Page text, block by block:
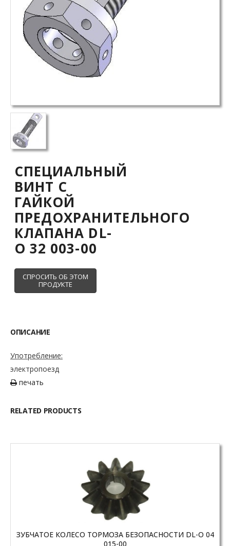
СПЕЦИАЛЬНЫЙ
ВИНТ С
ГАЙКОЙ
ПРЕДОХРАНИТЕЛЬНОГО
КЛАПАНА DL-
O 32 003-00
ОПИСАНИЕ
Употребление:
электропоезд
печать
RELATED PRODUCTS
ЗУБЧАТОЕ КОЛЕСО ТОРМОЗА БЕЗОПАСНОСТИ DL-O 04
015-00